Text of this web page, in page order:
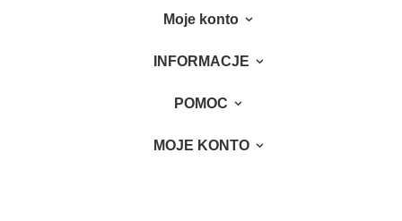
Moje konto
INFORMACJE
POMOC
MOJE KONTO